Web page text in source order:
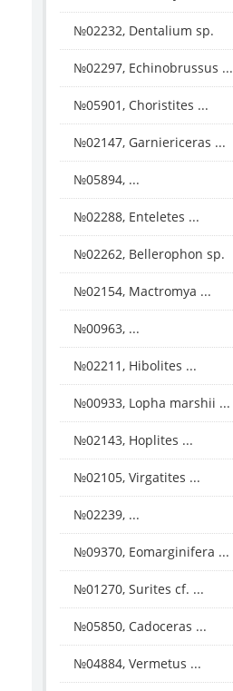
№02232, Dentalium sp.
№02297, Echinobrussus ...
№05901, Choristites ...
№02147, Garniericeras ...
№05894, ...
№02288, Enteletes ...
№02262, Bellerophon sp.
№02154, Mactromya ...
№00963, ...
№02211, Hibolites ...
№00933, Lopha marshii ...
№02143, Hoplites ...
№02105, Virgatites ...
№02239, ...
№09370, Eomarginifera ...
№01270, Surites cf. ...
№05850, Cadoceras ...
№04884, Vermetus ...